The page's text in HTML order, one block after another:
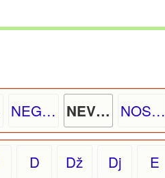
NEG… NEV… NOS…
D Dž Dj E